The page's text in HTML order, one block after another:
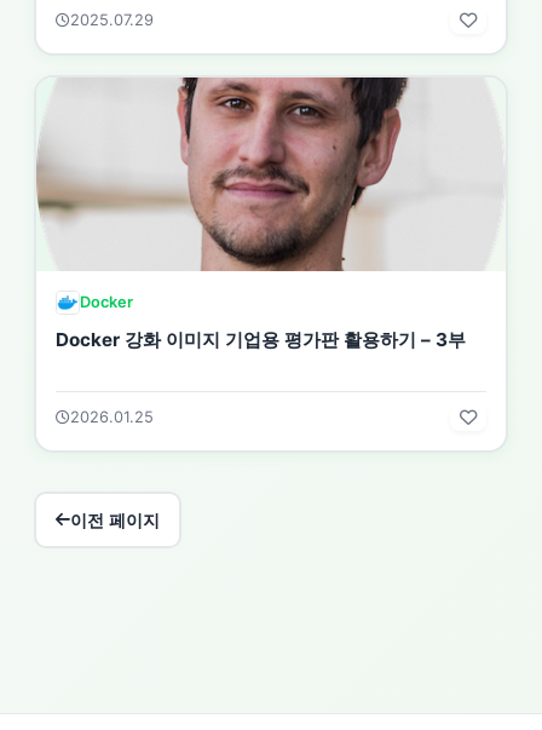
2025.07.29
Docker
Docker 강화 이미지 기업용 평가판 활용하기 – 3부
2026.01.25
이전 페이지